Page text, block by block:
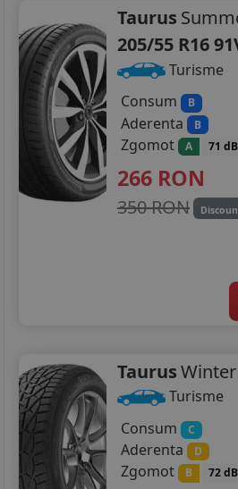
215/40R17
215/55R17
215/65R17
225/45R17
225/50R17
225/35R19
235/40R19
235/50R19
Taurus
205/55 R16
Turisme
Consum
B
Aderenta B
Zgomot A 71 dB
266 RON
350 RON
TaurusWinter
Turisme
Consum
C
Aderenta D
Zgomot B 72 dB